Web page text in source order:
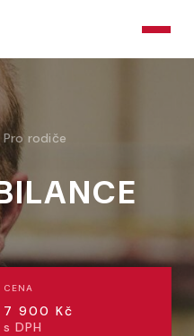
Pro rodiče
CENA
7 900 Kč
s DPH